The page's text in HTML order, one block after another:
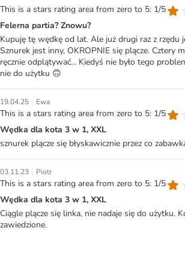
This is a stars rating area from zero to 5: 1/5
Felerna partia? Znowu?
Kupuję tę wędkę od lat. Ale już drugi raz z rzędu
Sznurek jest inny, OKROPNIE się plącze. Cztery
ręcznie odplątywać... Kiedyś nie było tego
nie do użytku 🙃
19.04.25 | Ewa
This is a stars rating area from zero to 5: 1/5
Wędka dla kota 3 w 1, XXL
sznurek plącze się błyskawicznie przez co
03.11.23 | Piotr
This is a stars rating area from zero to 5: 1/5
Wędka dla kota 3 w 1, XXL
Ciągle plącze się linka, nie nadaje się do użytku.
zawiedzione.